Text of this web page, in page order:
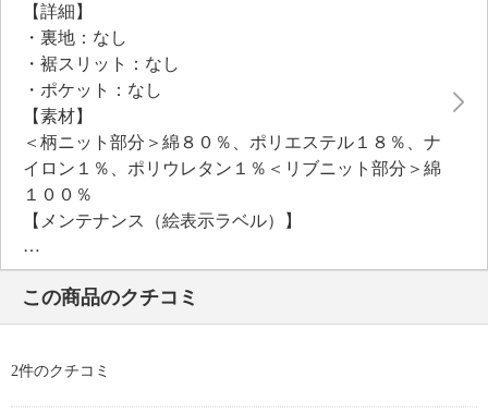
なっています。
【詳細】
・裏地：なし
・裾スリット：なし
・ポケット：なし
【素材】
＜柄ニット部分＞綿８０％、ポリエステル１８％、ナ
イロン１％、ポリウレタン１％＜リブニット部分＞綿
１００％
【メンテナンス（絵表示ラベル）】
・手洗い：可
・漂白処理：塩素系・酸素系漂白不可
・タンブル乾燥：不可
・自然乾燥：日陰の吊り干し
・ドライクリーニング：石油系ドライクリーニング可
・ウエットクリーニング：可
この商品のクチコミ
2件のクチコミ